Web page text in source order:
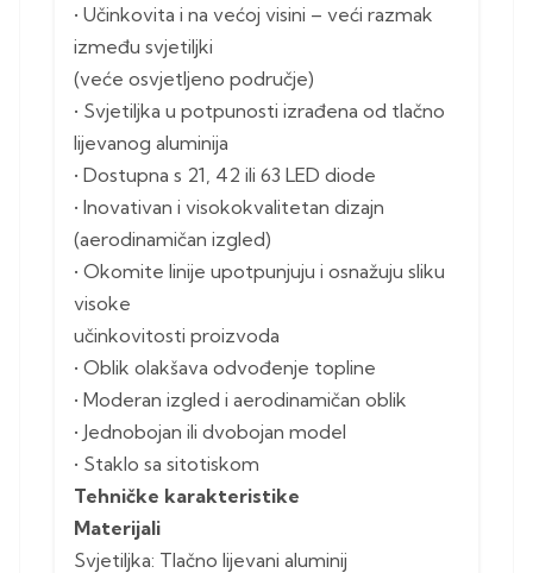
• Učinkovita i na većoj visini – veći razmak
između svjetiljki
(veće osvjetljeno područje)
• Svjetiljka u potpunosti izrađena od tlačno
lijevanog aluminija
• Dostupna s 21, 42 ili 63 LED diode
• Inovativan i visokokvalitetan dizajn
(aerodinamičan izgled)
• Okomite linije upotpunjuju i osnažuju sliku
visoke
učinkovitosti proizvoda
• Oblik olakšava odvođenje topline
• Moderan izgled i aerodinamičan oblik
• Jednobojan ili dvobojan model
• Staklo sa sitotiskom
Tehničke karakteristike
Materijali
Svjetiljka: Tlačno lijevani aluminij